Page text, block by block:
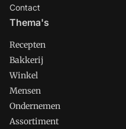
Contact
Thema's
Recepten
Bakkerij
Winkel
Mensen
Ondernemen
Assortiment